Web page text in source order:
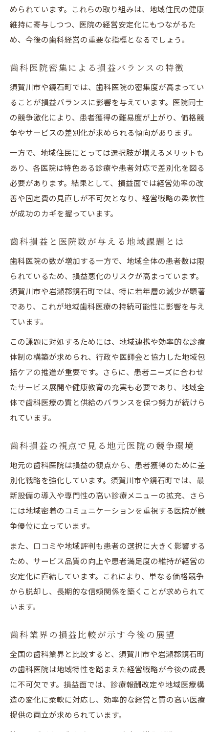
歯科損益の最新動向と地域影響を探る
歯科業界の損益トレンドが示す今の実情
歯科損益データが明かす地域の変化とは
地域歯科医院の損益最新事情を徹底解説
地元歯科事情の深掘りポイントを解説
歯科損益視点で地元医院事情を深掘り解説
歯科医院密集と損益の関係を徹底分析
地元で選ばれる歯科医院と損益の裏側
歯科損益が映す地域医療の注目ポイント
将来も安心できる歯科医院活用法ガイド
損益と信頼から考える賢い歯科利用法
歯科損益分析で選ぶ安心の医院活用術
歯科医院損益を踏まえた長期的通院の心得
将来を見据えた歯科損益の活用ポイント
められています。これらの取り組みは、地域住民の健康
維持に寄与しつつ、医院の経営安定化にもつながるた
め、今後の歯科経営の重要な指標となるでしょう。
歯科医院密集による損益バランスの特徴
須賀川市や鏡石町では、歯科医院の密集度が高まってい
ることが損益バランスに影響を与えています。医院同士
の競争激化により、患者獲得の難易度が上がり、価格競
争やサービスの差別化が求められる傾向があります。
一方で、地域住民にとっては選択肢が増えるメリットも
あり、各医院は特色ある診療や患者対応で差別化を図る
必要があります。結果として、損益面では経営効率の改
善や固定費の見直しが不可欠となり、経営戦略の柔軟性
が成功のカギを握っています。
歯科損益と医院数が与える地域課題とは
歯科医院の数が増加する一方で、地域全体の患者数は限
られているため、損益悪化のリスクが高まっています。
須賀川市や岩瀬郡鏡石町では、特に若年層の減少が顕著
であり、これが地域歯科医療の持続可能性に影響を与え
ています。
この課題に対処するためには、地域連携や効率的な診療
体制の構築が求められ、行政や医師会と協力した地域包
括ケアの推進が重要です。さらに、患者ニーズに合わせ
たサービス展開や健康教育の充実も必要であり、地域全
体で歯科医療の質と供給のバランスを保つ努力が続けら
れています。
歯科損益の視点で見る地元医院の競争環境
地元の歯科医院は損益の観点から、患者獲得のために差
別化戦略を強化しています。須賀川市や鏡石町では、最
新設備の導入や専門性の高い診療メニューの拡充、さら
には地域密着のコミュニケーションを重視する医院が競
争優位に立っています。
また、口コミや地域評判も患者の選択に大きく影響する
ため、サービス品質の向上や患者満足度の維持が経営の
安定化に直結しています。これにより、単なる価格競争
から脱却し、長期的な信頼関係を築くことが求められて
います。
歯科業界の損益比較が示す今後の展望
全国の歯科業界と比較すると、須賀川市や岩瀬郡鏡石町
の歯科医院は地域特性を踏まえた経営戦略が今後の成長
に不可欠です。損益面では、診療報酬改定や地域医療構
造の変化に柔軟に対応し、効率的な経営と質の高い医療
提供の両立が求められています。